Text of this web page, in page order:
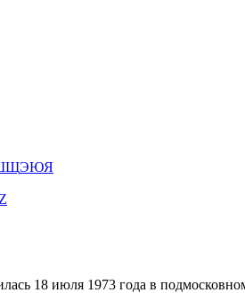
ЩЭЮЯ
18 июля 1973 года в